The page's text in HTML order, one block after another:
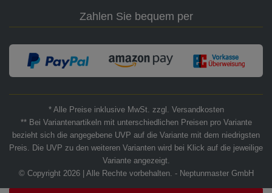
Zahlen Sie bequem per
* Alle Preise inklusive MwSt. zzgl. Versandkosten
** Bei Variantenartikeln mit unterschiedlichen Preisen pro Variante
bezieht sich die angegebene UVP auf die Variante mit dem niedrigsten
Preis. Die UVP zu den weiteren Varianten wird bei Klick auf die jeweilige
Variante angezeigt.
© Copyright 2026 | Alle Rechte vorbehalten. - Neptunmaster GmbH